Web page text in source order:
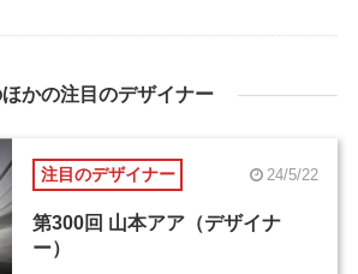
かの注目のデザイナー
注目のデザイナー 24/5/22
第300回 山本アア（デザイナ
ー）